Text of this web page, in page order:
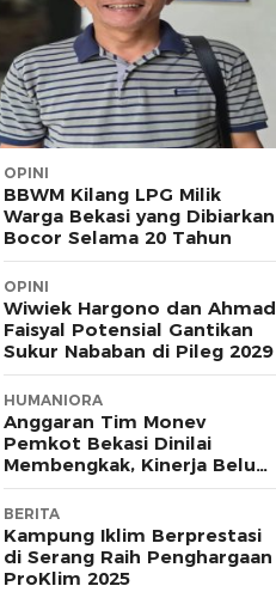
OPINI
BBWM Kilang LPG Milik
Warga Bekasi yang Dibiarkan
Bocor Selama 20 Tahun
OPINI
Wiwiek Hargono dan Ahmad
Faisyal Potensial Gantikan
Sukur Nababan di Pileg 2029
HUMANIORA
Anggaran Tim Monev
Pemkot Bekasi Dinilai
Membengkak, Kinerja Belum
Terbukti Efektif
BERITA
Kampung Iklim Berprestasi
di Serang Raih Penghargaan
ProKlim 2025